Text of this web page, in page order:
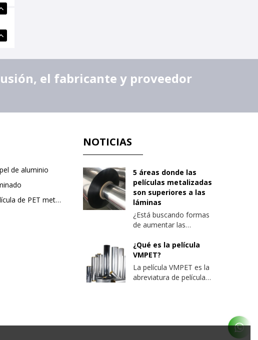
el fabricante y proveedor
de aluminio
PE recubierto con película de PET metalizado
NOTICIAS
5 áreas donde las
películas metalizadas
son superiores a las
láminas
¿Está buscando formas
de aumentar las
de sus envases? Aquí
hay algunos factores a
considerar al optimizar
las barreras de empaque
y aumentar la eficiencia
¿Qué es la película
VMPET?
La película VMPET es la
abreviatura de película
delgada de átomos de